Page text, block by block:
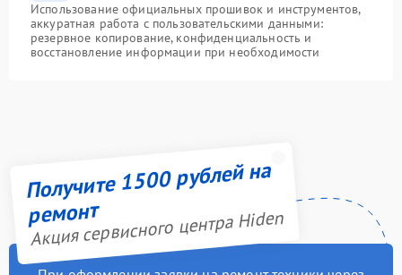
Использование официальных прошивок и инструментов,
аккуратная работа с пользовательскими данными:
резервное копирование, конфиденциальность и
восстановление информации при необходимости
Получите 1500 рублей на
ремонт
Акция сервисного центра Hiden